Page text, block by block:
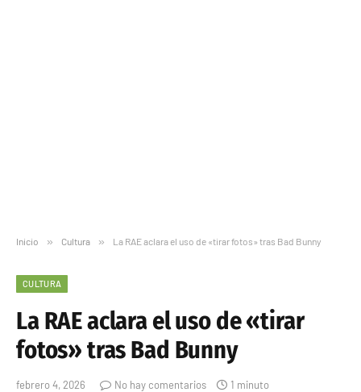
Inicio » Cultura » La RAE aclara el uso de «tirar fotos» tras Bad Bunny
CULTURA
La RAE aclara el uso de «tirar
fotos» tras Bad Bunny
febrero 4, 2026 No hay comentarios 1 minuto